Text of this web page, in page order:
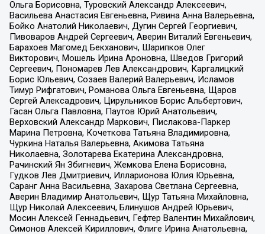
Ольга Борисовна, Туровский Александр Алексеевич,
Васильева Анастасия Евгеньевна, Ривина Анна Валерьевна,
Бойко Анатолий Николаевич, Дугин Сергей Георгиевич,
Пивоваров Андрей Сергеевич, Аверин Виталий Евгеньевич,
Барахоев Магомед Бекханович, Шарипков Олег
Викторович, Мошель Ирина Ароновна, Шведов Григорий
Сергеевич, Пономарев Лев Александрович, Каргалицкий
Борис Юльевич, Созаев Валерий Валерьевич, Исламов
Тимур Рифгатович, Романова Ольга Евгеньевна, Щаров
Сергей Алексадрович, Цирульников Борис Альбертович,
Гасан Ольга Павловна, Паутов Юрий Анатольевич,
Верховский Александр Маркович, Пислакова-Паркер
Марина Петровна, Кочеткова Татьяна Владимировна,
Чуркина Наталья Валерьевна, Акимова Татьяна
Николаевна, Золотарева Екатерина Александровна,
Рачинский Ян Збигневич, Жемкова Елена Борисовна,
Гудков Лев Дмитриевич, Илларионова Юлия Юрьевна,
Саранг Анна Васильевна, Захарова Светлана Сергеевна,
Аверин Владимир Анатольевич, Щур Татьяна Михайловна,
Щур Николай Алексеевич, Блинушов Андрей Юрьевич,
Мосин Алексей Геннадьевич, Гефтер Валентин Михайлович,
Симонов Алексей Кириллович, Флиге Ирина Анатольевна,